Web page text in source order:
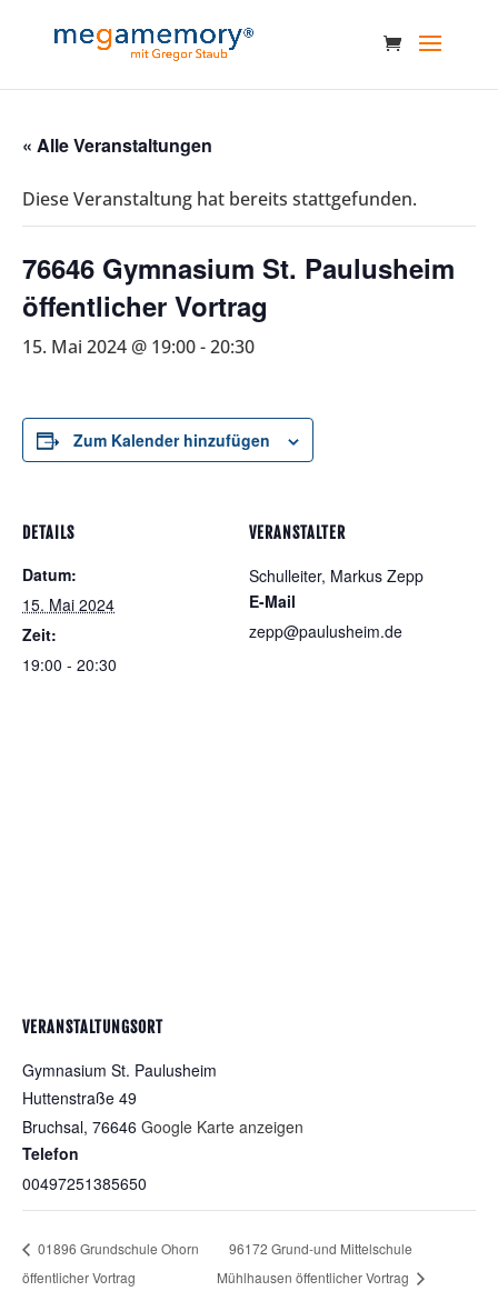
« Alle Veranstaltungen
Diese Veranstaltung hat bereits stattgefunden.
76646 Gymnasium St. Paulusheim
öffentlicher Vortrag
15. Mai 2024 @ 19:00-20:30
Zum Kalender hinzufügen
DETAILS
Datum:
15. Mai 2024
Zeit:
19:00 - 20:30
VERANSTALTER
Schulleiter, Markus Zepp
E-Mail
zepp@paulusheim.de
VERANSTALTUNGSORT
Gymnasium St. Paulusheim
Huttenstraße 49
Bruchsal, 76646 Google Karte anzeigen
Telefon
00497251385650
01896 Grundschule Ohorn
öffentlicher Vortrag
96172 Grund-und Mittelschule
Mühlhausen öffentlicher Vortrag